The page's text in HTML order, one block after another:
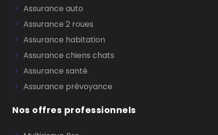
Assurance auto
Assurance 2 roues
Assurance habitation
Assurance chiens chats
Assurance santé
Assurance prévoyance
Nos offres professionnels